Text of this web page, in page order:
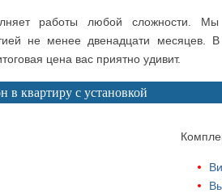
работы любой сложности. Мы
не менее двенадцати
цена вас приятно удивит.
в квартиру с установкой